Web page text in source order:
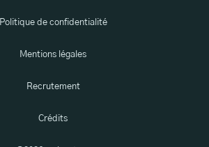
Politique de confidentialité
Mentions légales
Recrutement
Crédits